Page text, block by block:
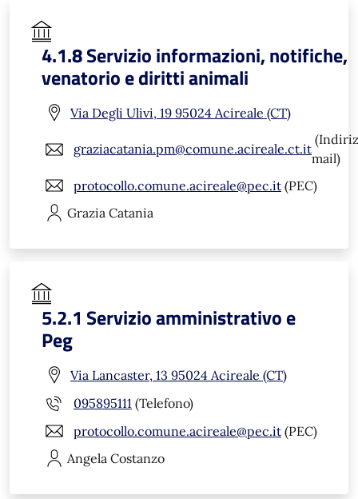
4.1.8 Servizio informazioni, notifiche,
venatorio e diritti animali
Via Degli Ulivi, 19 95024 Acireale (CT)
graziacatania.pm@comune.acireale.ct.it
mail)
protocollo.comune.acireale@pec.it (PEC)
Grazia Catania
5.2.1 Servizio amministrativo e
Peg
Via Lancaster, 13 95024 Acireale (CT)
095895111 (Telefono)
protocollo.comune.acireale@pec.it (PEC)
Angela Costanzo